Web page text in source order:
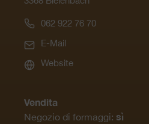
062 922 76 70
E-Mail
Website
Vendita
Negozio di formaggi: sì